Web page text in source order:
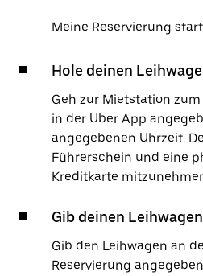
Meine Reservierung
Hole deinen
Geh zur Mietstation
in der Uber App
angegebenen Uhrzeit.
Führerschein und eine
Kreditkarte
Gib deinen
Gib den Leihwagen an
Reservierung